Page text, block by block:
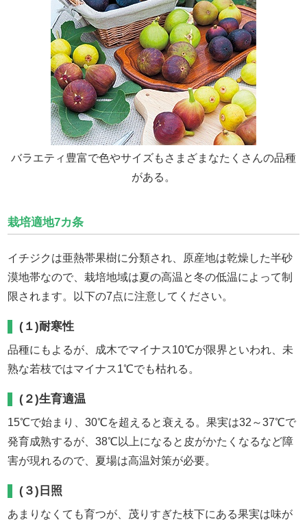
バラエティ豊富で色やサイズもさまざまなたくさんの品種
がある。
栽培適地7カ条
イチジクは亜熱帯果樹に分類され、原産地は乾燥した半砂
漠地帯なので、栽培地域は夏の高温と冬の低温によって制
限されます。以下の7点に注意してください。
(１)耐寒性
品種にもよるが、成木でマイナス10℃が限界といわれ、未
熟な若枝ではマイナス1℃でも枯れる。
(２)生育適温
15℃で始まり、30℃を超えると衰える。果実は32～37℃で
発育成熟するが、38℃以上になると皮がかたくなるなど障
害が現れるので、夏場は高温対策が必要。
(３)日照
あまりなくても育つが、茂りすぎた枝下にある果実は味が